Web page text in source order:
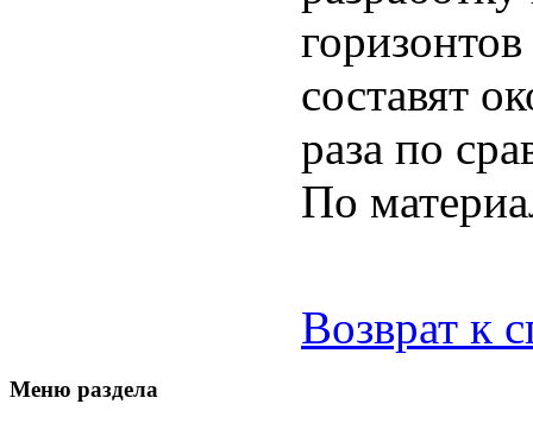
составят
раза по
По
Возврат к
Меню раздела